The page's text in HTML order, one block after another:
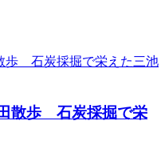
散歩 石炭採掘で栄